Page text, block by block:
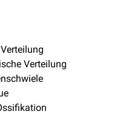
Verteilung